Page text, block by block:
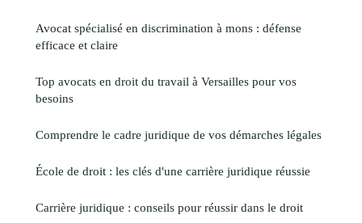
Avocat spécialisé en discrimination à mons : défense
efficace et claire
Top avocats en droit du travail à Versailles pour vos
besoins
Comprendre le cadre juridique de vos démarches légales
École de droit : les clés d'une carrière juridique réussie
Carrière juridique : conseils pour réussir dans le droit